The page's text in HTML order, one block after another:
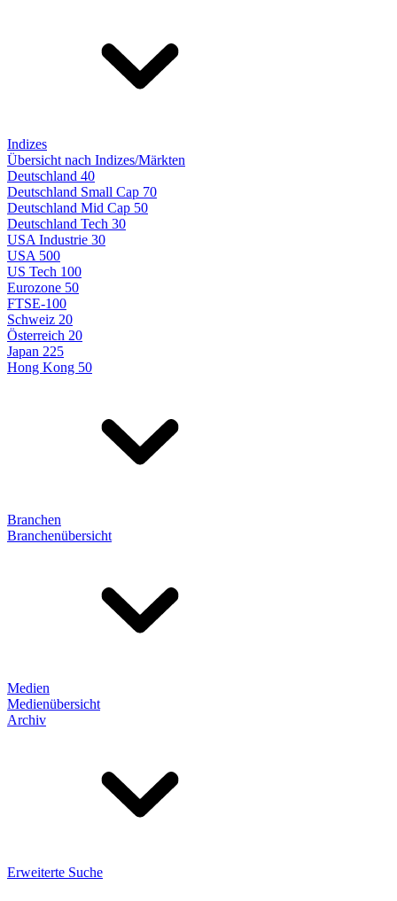
Indizes
Übersicht nach Indizes/Märkten
Deutschland 40
Deutschland Small Cap 70
Deutschland Mid Cap 50
Deutschland Tech 30
USA Industrie 30
USA 500
US Tech 100
Eurozone 50
FTSE-100
Schweiz 20
Österreich 20
Japan 225
Hong Kong 50
Branchen
Branchenübersicht
Medien
Medienübersicht
Archiv
Erweiterte Suche